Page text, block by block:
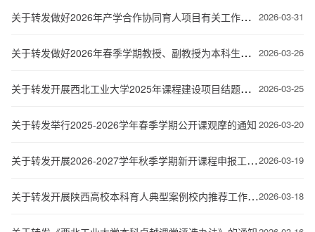
2026-03-31
关于转发做好2026年产学合作协同育人项目有关工作的通知
2026-03-26
关于转发做好2026年春季学期教授、副教授为本科生授课情况梳理工作的通知
2026-03-25
关于转发开展西北工业大学2025年课程建设项目结题验收的通知
2026-03-20
关于转发举行2025-2026学年春季学期公开课观摩的通知
2026-03-19
关于转发开展2026-2027学年秋季学期新开课程申报工作通知
2026-03-18
关于转发开展陕西高校本科育人典型案例校内推荐工作的通知